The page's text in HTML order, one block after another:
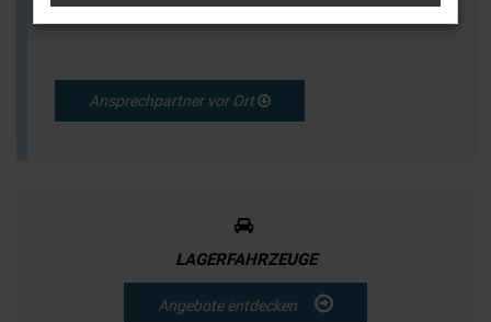
alles läuft – und Sie rundum zufrieden sind.“
Ansprechpartner vor Ort
LAGERFAHRZEUGE
Angebote entdecken